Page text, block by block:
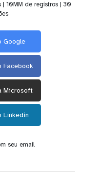
10MM de registros | 30
Google
Facebook
Microsoft
Linkedin
seu email